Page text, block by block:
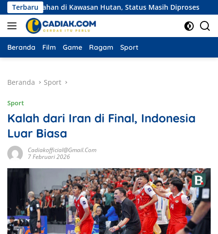
Langsung
ke
konten
Terbaru
di Kawasan Hutan, Status Masih Diproses
Beranda Film Game Ragam Sport
Beranda Sport
Sport
Kalah dari Iran di Final, Indonesia
Luar Biasa
Cadiakofficial@gmail.com
7 Februari 2026